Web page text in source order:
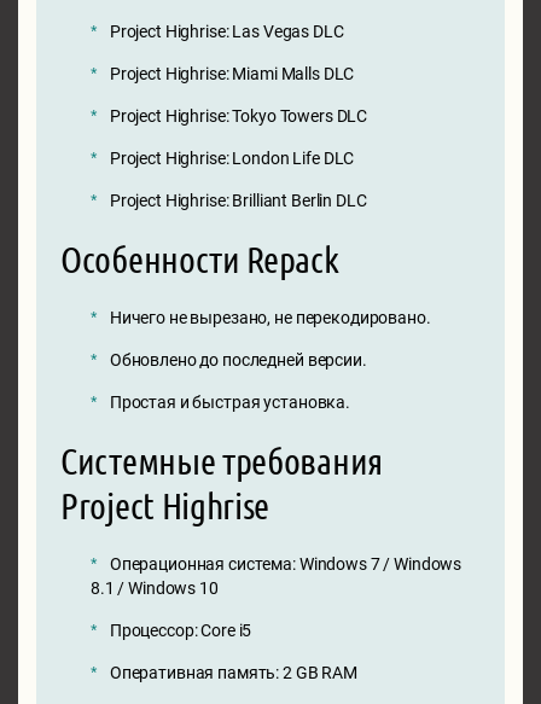
Project Highrise: Las Vegas DLC
Project Highrise: Miami Malls DLC
Project Highrise: Tokyo Towers DLC
Project Highrise: London Life DLC
Project Highrise: Brilliant Berlin DLC
Особенности Repack
Ничего не вырезано, не перекодировано.
Обновлено до последней версии.
Простая и быстрая установка.
Системные требования
Project Highrise
Операционная система: Windows 7 / Windows
8.1 / Windows 10
Процессор: Core i5
Оперативная память: 2 GB RAM